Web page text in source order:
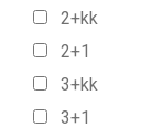
2+kk
2+1
3+kk
3+1